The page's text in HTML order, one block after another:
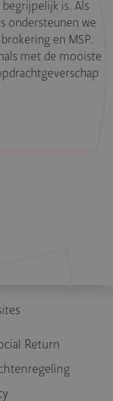
is. Als
ondersteunen we
en MSP.
met de mooiste
Return